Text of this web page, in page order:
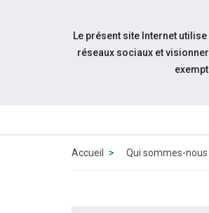
Aller au contenu
Accueil Qui sommes-nous
Le présent site Internet
réseaux sociaux et